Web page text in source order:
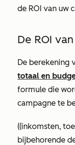
de ROI van uw
De ROI
De berekening
totaal en
formule die
campagne te
((inkomsten,
bijbehorende